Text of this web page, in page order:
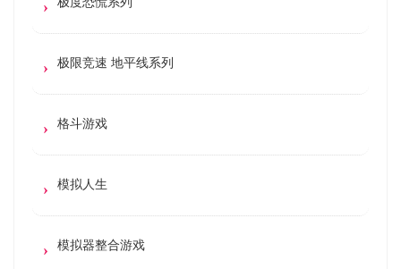
极限竞速 地平线系列
格斗游戏
模拟人生
模拟器整合游戏